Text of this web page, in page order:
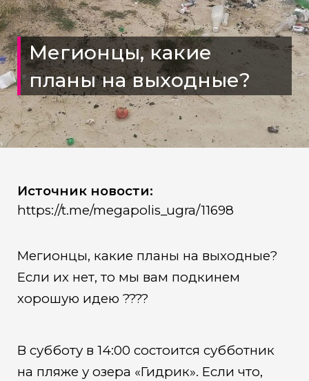
Мегионцы, какие
планы на выходные?
Источник новости:
https://t.me/megapolis_ugra/11698
Мегионцы, какие планы на выходные?
Если их нет, то мы вам подкинем
хорошую идею ????
В субботу в 14:00 состоится субботник
на пляже у озера «Гидрик». Если что,